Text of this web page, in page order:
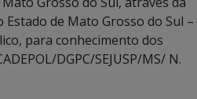
Estado de Mato Grosso do Sul –
para conhecimento dos
DGPC/SEJUSP/MS/ N.